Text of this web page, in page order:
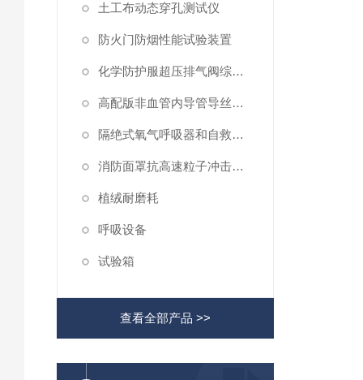
土工布动态穿孔测试仪
防火门防烟性能试验装置
化学防护服超压排气阀综合性测试仪
高配版非血管内导管导丝滑动性能测试仪
隔绝式氧气呼吸器和自救器二氧化碳吸收率及水分含量测试仪
消防面罩抗高速粒子冲击试验机
植绒耐磨耗
呼吸设备
试验箱
查看全部产品 >>